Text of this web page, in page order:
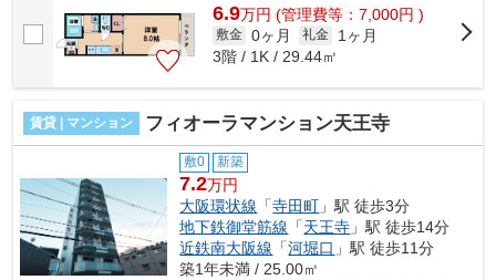
6.9万円 (管理費等：7,000円 )
敷金 0ヶ月 礼金
1ヶ月
3階 / 1K / 29.44㎡
賃貸 | マンション フィオーラマンション天王寺
敷0 新築
7.2万円
大阪環状線 「寺田町 」駅 徒歩3分
地下鉄御堂筋線 「天王寺 」駅 徒歩14分
近鉄南大阪線 「河堀口 」駅 徒歩11分
築1年未満 / 25.00㎡